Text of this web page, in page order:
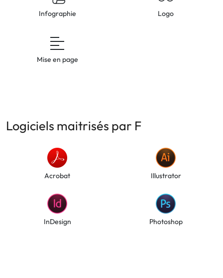
Infographie Logo
Mise en page
Logiciels maitrisés par F
Acrobat Illustrator
InDesign Photoshop